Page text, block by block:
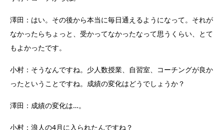
澤田：はい。その後から本当に毎日通えるようになって。それが
なかったらちょっと、受かってなかったなって思うくらい、とて
もよかったです。
小村：そうなんですね。少人数授業、自習室、コーチングが良か
ったということですね。成績の変化はどうでしょうか？
澤田：成績の変化は…。
小村：浪人の4月に入られたんですね？